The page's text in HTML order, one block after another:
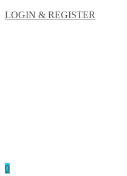
LOGIN & REGISTER
0